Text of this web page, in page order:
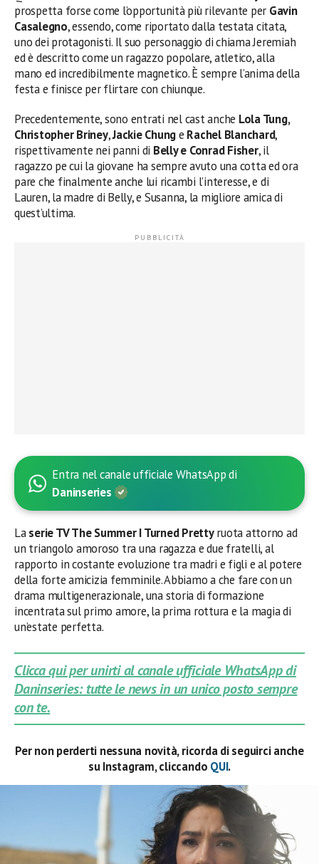
prospetta forse come l’opportunità più rilevante per Gavin
Casalegno, essendo, come riportato dalla testata citata,
uno dei protagonisti. Il suo personaggio di chiama Jeremiah
ed è descritto come un ragazzo popolare, atletico, alla
mano ed incredibilmente magnetico. È sempre l’anima della
festa e finisce per flirtare con chiunque.
Precedentemente, sono entrati nel cast anche Lola Tung,
Christopher Briney,Jackie Chunge Rachel Blanchard,
rispettivamente nei panni di Belly e Conrad Fisher, il
ragazzo pe cui la giovane ha sempre avuto una cotta ed ora
pare che finalmente anche lui ricambi l’interesse, e di
Lauren, la madre di Belly, e Susanna, la migliore amica di
quest’ultima.
Entra nel canale ufficiale WhatsApp di
Daninseries
Laserie TV The Summer I Turned Prettyruota attorno ad
un triangolo amoroso tra una ragazza e due fratelli, al
rapporto in costante evoluzione tra madri e figli e al potere
della forte amicizia femminile. Abbiamo a che fare con un
drama multigenerazionale, una storia di formazione
incentrata sul primo amore, la prima rottura e la magia di
un’estate perfetta.
Clicca qui per unirti al canale ufficiale WhatsApp di
Daninseries: tutte le news in un unico posto sempre
con te.
Per non perderti nessuna novità, ricorda di seguirci anche
su Instagram, cliccando QUI.